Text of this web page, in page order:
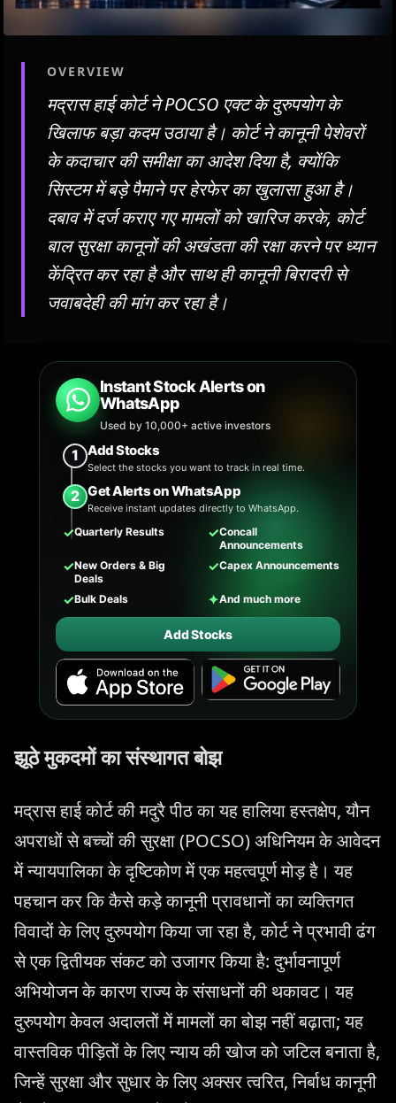
OVERVIEW
मद्रास हाई कोर्ट ने POCSO एक्ट के दुरुपयोग के
खिलाफ बड़ा कदम उठाया है। कोर्ट ने कानूनी पेशेवरों
के कदाचार की समीक्षा का आदेश दिया है, क्योंकि
सिस्टम में बड़े पैमाने पर हेरफेर का खुलासा हुआ है।
दबाव में दर्ज कराए गए मामलों को खारिज करके, कोर्ट
बाल सुरक्षा कानूनों की अखंडता की रक्षा करने पर ध्यान
केंद्रित कर रहा है और साथ ही कानूनी बिरादरी से
जवाबदेही की मांग कर रहा है।
Instant Stock Alerts on
WhatsApp
Used by 10,000+ active investors
1 Add Stocks
Select the stocks you want to track in real time.
2 Get Alerts on WhatsApp
Receive instant updates directly to WhatsApp.
✓Quarterly Results ✓Concall
Announcements
✓New Orders & Big
Deals
✓Capex Announcements
✓Bulk Deals ✦And much more
Add Stocks
झूठे मुकदमों का संस्थागत बोझ
मद्रास हाई कोर्ट की मदुरै पीठ का यह हालिया हस्तक्षेप, यौन
अपराधों से बच्चों की सुरक्षा (POCSO) अधिनियम के आवेदन
में न्यायपालिका के दृष्टिकोण में एक महत्वपूर्ण मोड़ है। यह
पहचान कर कि कैसे कड़े कानूनी प्रावधानों का व्यक्तिगत
विवादों के लिए दुरुपयोग किया जा रहा है, कोर्ट ने प्रभावी ढंग
से एक द्वितीयक संकट को उजागर किया है: दुर्भावनापूर्ण
अभियोजन के कारण राज्य के संसाधनों की थकावट। यह
दुरुपयोग केवल अदालतों में मामलों का बोझ नहीं बढ़ाता; यह
वास्तविक पीड़ितों के लिए न्याय की खोज को जटिल बनाता है,
जिन्हें सुरक्षा और सुधार के लिए अक्सर त्वरित, निर्बाध कानूनी